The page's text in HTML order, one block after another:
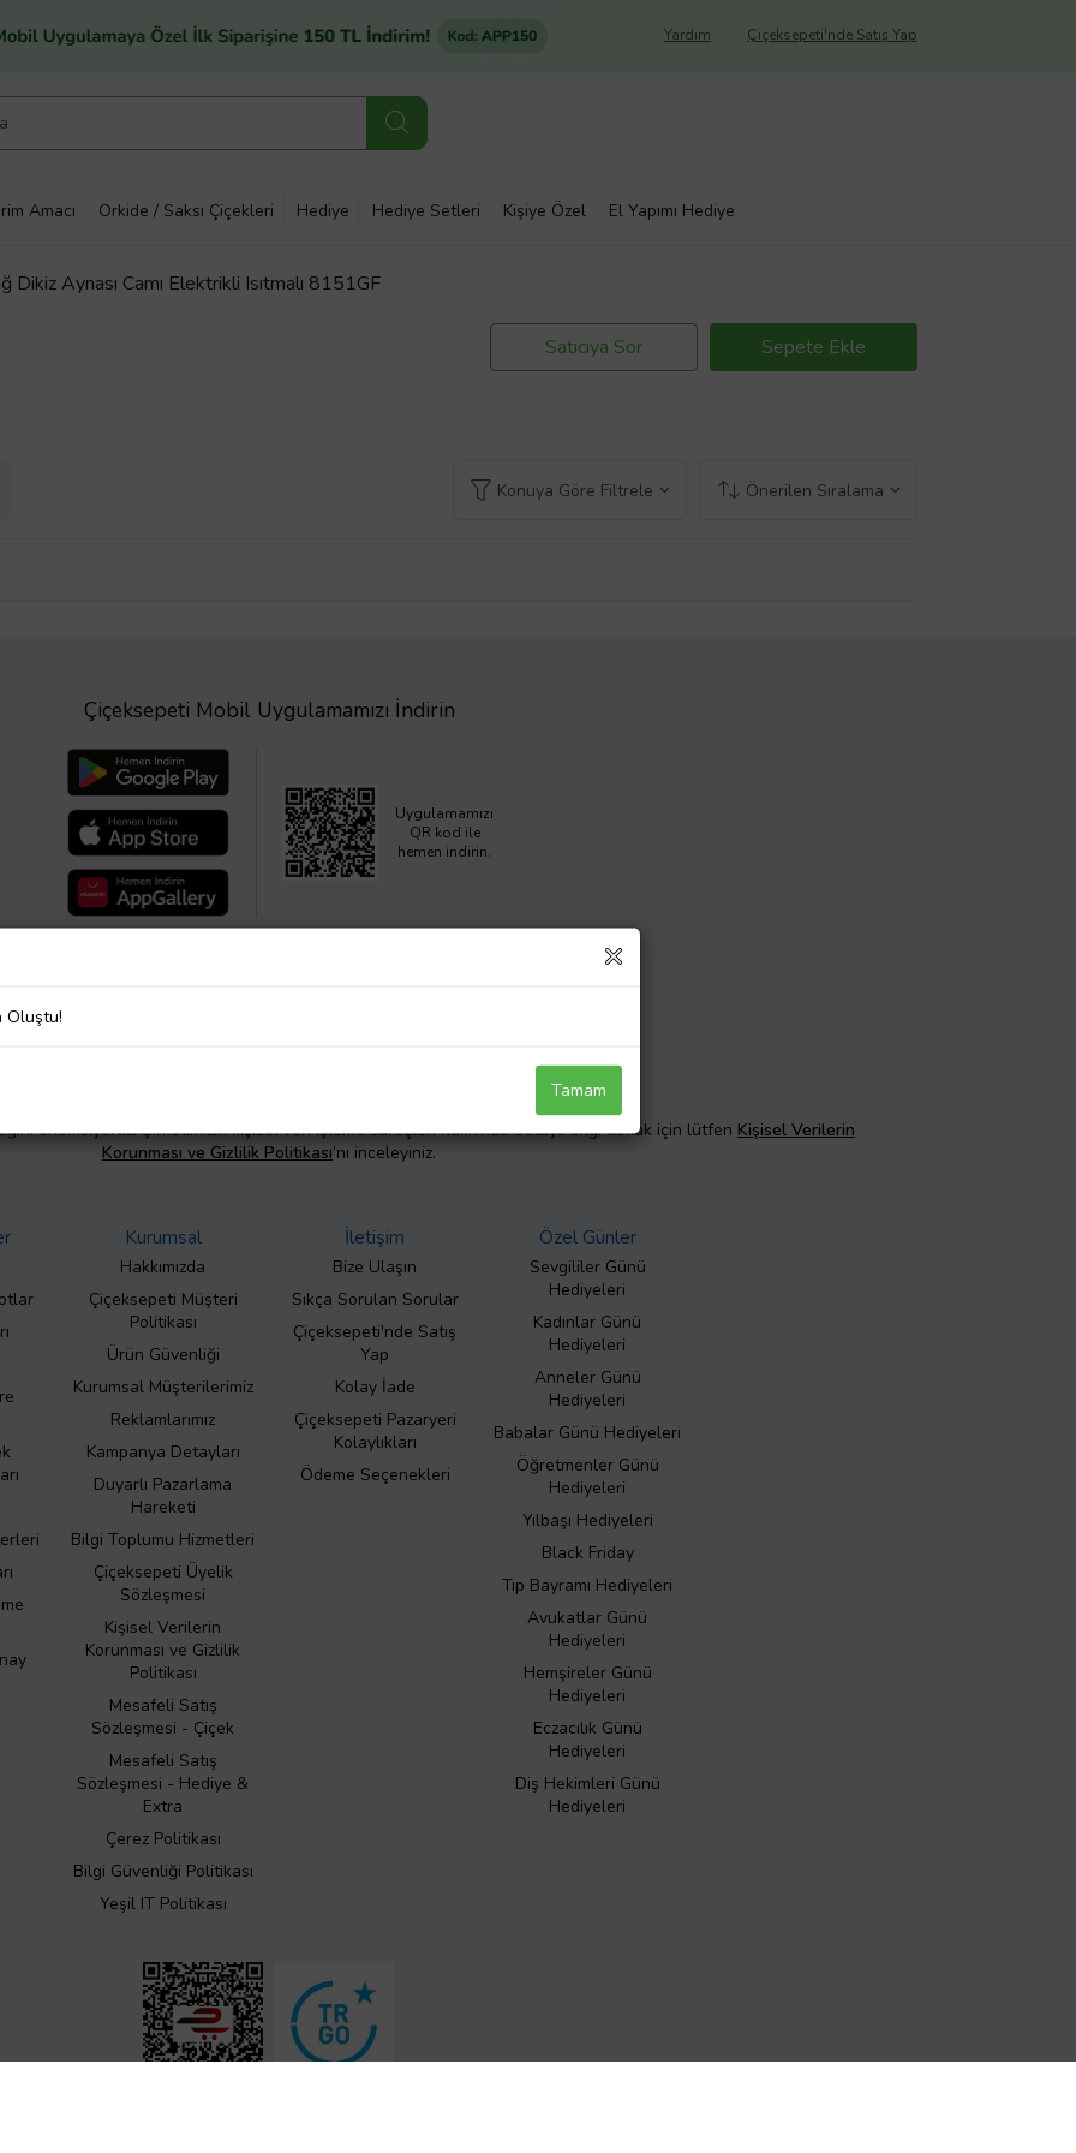
Çiçeksepeti'nde Satış Yap
Yardım
Amacı Orkide / Saksı Çiçekleri Hediye Hediye Setleri Kişiye Özel El Yapımı Hediye
Aynası Camı Elektrikli Isıtmalı 8151GF
Satıcıya Sor Sepete Ekle
Konuya Göre Filtrele Önerilen Sıralama
Çiçeksepeti Mobil Uygulamamızı İndirin
Uygulamamızı
QR kod ile
hemen indirin.
önemsiyoruz. Şirketimizin kişisel veri işleme süreçleri hakkında detaylı bilgi almak için lütfen Kişisel Verilerin
Korunması ve Gizlilik Politikası’nı inceleyiniz.
Kurumsal
Hakkımızda
Çiçeksepeti Müşteri
Politikası
Ürün Güvenliği
Kurumsal Müşterilerimiz
Reklamlarımız
Kampanya Detayları
Duyarlı Pazarlama
Hareketi
Bilgi Toplumu Hizmetleri
Çiçeksepeti Üyelik
Sözleşmesi
Kişisel Verilerin
Korunması ve Gizlilik
Politikası
Mesafeli Satış
Sözleşmesi - Çiçek
Mesafeli Satış
Sözleşmesi - Hediye &
Extra
Çerez Politikası
Bilgi Güvenliği Politikası
Yeşil IT Politikası
İletişim
Bize Ulaşın
Sıkça Sorulan Sorular
Çiçeksepeti'nde Satış
Yap
Kolay İade
Çiçeksepeti Pazaryeri
Kolaylıkları
Ödeme Seçenekleri
Özel Günler
Sevgililer Günü
Hediyeleri
Kadınlar Günü
Hediyeleri
Anneler Günü
Hediyeleri
Babalar Günü Hediyeleri
Öğretmenler Günü
Hediyeleri
Yılbaşı Hediyeleri
Black Friday
Tıp Bayramı Hediyeleri
Avukatlar Günü
Hediyeleri
Hemşireler Günü
Hediyeleri
Eczacılık Günü
Hediyeleri
Diş Hekimleri Günü
Hediyeleri
Oluştu!
Tamam